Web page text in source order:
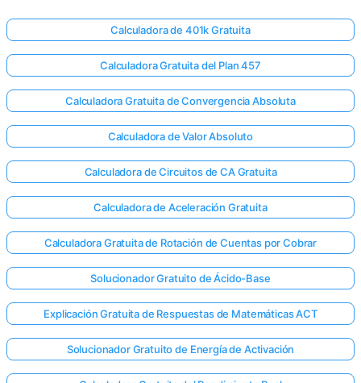
Calculadora de 401k Gratuita
Calculadora Gratuita del Plan 457
Calculadora Gratuita de Convergencia Absoluta
Calculadora de Valor Absoluto
Calculadora de Circuitos de CA Gratuita
Calculadora de Aceleración Gratuita
Calculadora Gratuita de Rotación de Cuentas por Cobrar
Solucionador Gratuito de Ácido-Base
Explicación Gratuita de Respuestas de Matemáticas ACT
Solucionador Gratuito de Energía de Activación